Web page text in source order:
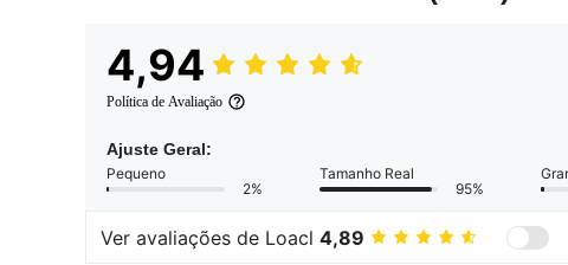
4,94
Política de Avaliação
Ajuste Geral:
Pequeno
2%
Tamanho Real
95%
Ver avaliações de Loacl 4,89